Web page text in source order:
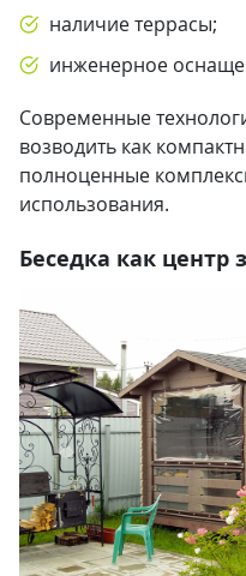
наличие террасы;
инженерное
Современные
возводить как
полноценные
использования.
Беседка как центр